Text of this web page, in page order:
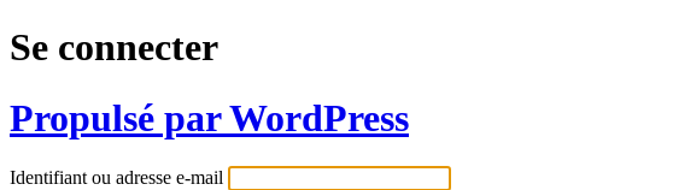
Se connecter
Propulsé par WordPress
Identifiant ou adresse e-mail